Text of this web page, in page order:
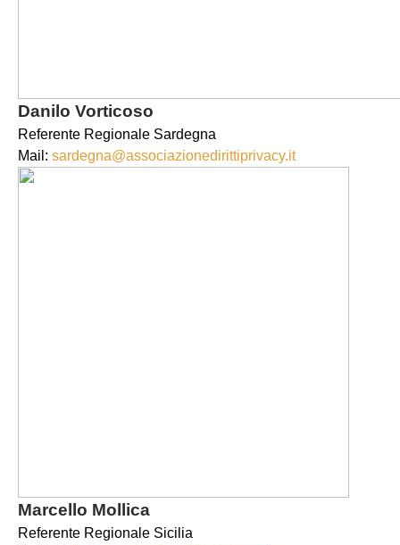
Danilo Vorticoso
Referente Regionale Sardegna
Mail: sardegna@associazionedirittiprivacy.it
Marcello Mollica
Referente Regionale Sicilia